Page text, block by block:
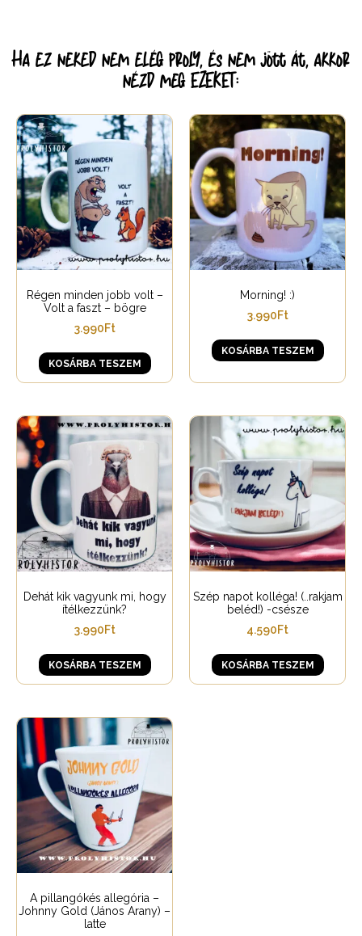
Ha ez neked nem elég proly, és nem jött át, akkor
nézd meg EZEKET:
Régen minden jobb volt –
Volt a faszt – bögre
3.990Ft
KOSÁRBA TESZEM
Morning! :)
3.990Ft
KOSÁRBA TESZEM
Dehát kik vagyunk mi, hogy
ítélkezzünk?
3.990Ft
KOSÁRBA TESZEM
Szép napot kolléga! (..rakjam
beléd!) -csésze
4.590Ft
KOSÁRBA TESZEM
A pillangókés allegória –
Johnny Gold (János Arany) –
latte